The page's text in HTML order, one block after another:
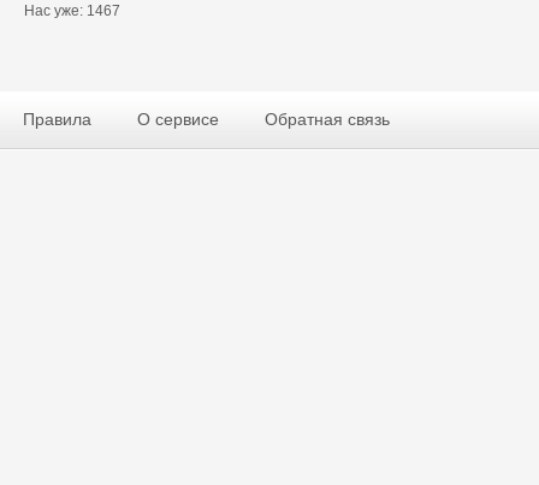
Нас уже: 1467
Правила О сервисе Обратная связь